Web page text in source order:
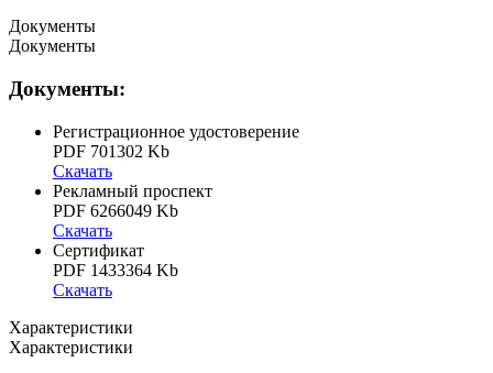
Документы
Документы
Документы:
Регистрационное удостоверение
PDF 701302 Kb
Скачать
Рекламный проспект
PDF 6266049 Kb
Скачать
Сертификат
PDF 1433364 Kb
Скачать
Характеристики
Характеристики